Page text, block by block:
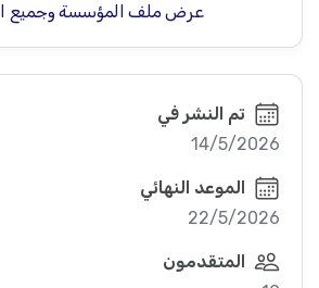
عرض ملف المؤسسة وجميع
تم النشر في
14/5/2026
الموعد النهائي
22/5/2026
المتقدمون